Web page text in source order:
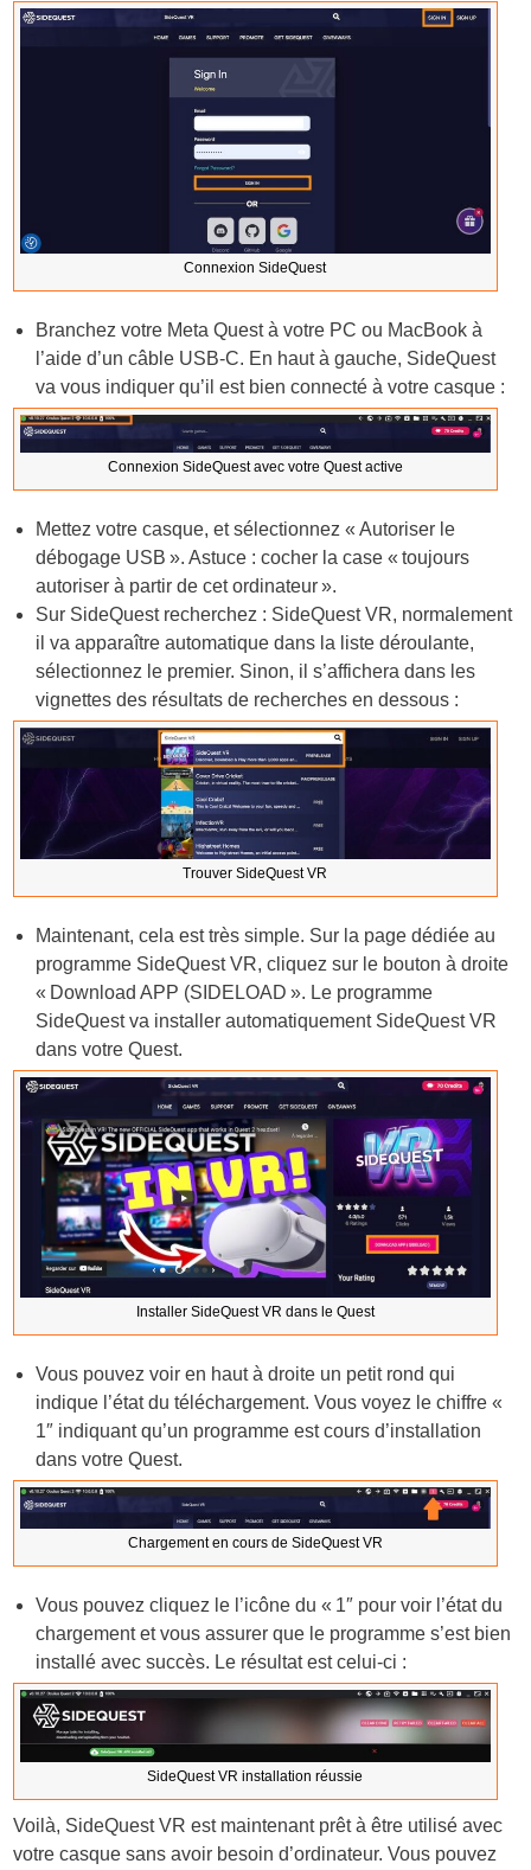
Connexion SideQuest
Branchez votre Meta Quest à votre PC ou MacBook à
l’aide d’un câble USB-C. En haut à gauche, SideQuest
va vous indiquer qu’il est bien connecté à votre casque :
Connexion SideQuest avec votre Quest active
Mettez votre casque, et sélectionnez « Autoriser le
débogage USB ». Astuce : cocher la case « toujours
autoriser à partir de cet ordinateur ».
Sur SideQuest recherchez : SideQuest VR, normalement
il va apparaître automatique dans la liste déroulante,
sélectionnez le premier. Sinon, il s’affichera dans les
vignettes des résultats de recherches en dessous :
Trouver SideQuest VR
Maintenant, cela est très simple. Sur la page dédiée au
programme SideQuest VR, cliquez sur le bouton à droite
« Download APP (SIDELOAD ». Le programme
SideQuest va installer automatiquement SideQuest VR
dans votre Quest.
Installer SideQuest VR dans le Quest
Vous pouvez voir en haut à droite un petit rond qui
indique l’état du téléchargement. Vous voyez le chiffre «
1″ indiquant qu’un programme est cours d’installation
dans votre Quest.
Chargement en cours de SideQuest VR
Vous pouvez cliquez le l’icône du « 1″ pour voir l’état du
chargement et vous assurer que le programme s’est bien
installé avec succès. Le résultat est celui-ci :
SideQuest VR installation réussie
Voilà, SideQuest VR est maintenant prêt à être utilisé avec
votre casque sans avoir besoin d’ordinateur. Vous pouvez